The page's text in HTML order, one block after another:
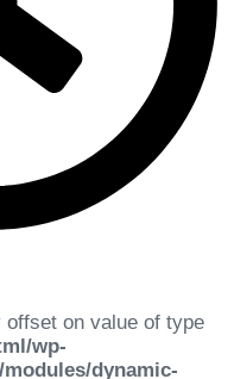
on value of type
wp-
dynamic-